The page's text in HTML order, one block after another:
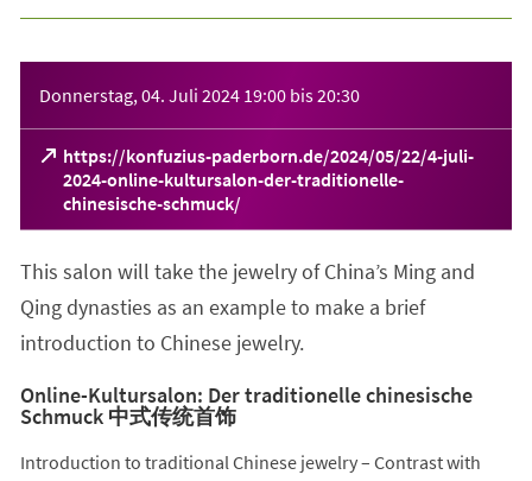
Donnerstag, 04. Juli 2024 19:00 bis20:30
https://konfuzius-paderborn.de/2024/05/22/4-juli-
2024-online-kultursalon-der-traditionelle-
chinesische-schmuck/
(Öffnet
in
neuen
This salon will take the jewelry of China’s Ming and
Qing dynasties as an example to make a brief
introduction to Chinese jewelry.
Online-Kultursalon: Der traditionelle chinesische
Schmuck 中式传统首饰
Introduction to traditional Chinese jewelry – Contrast with